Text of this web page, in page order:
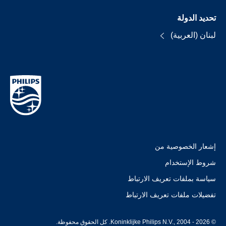
تحديد الدولة
لبنان (العربية)
إشعار الخصوصية من
شروط الإستخدام
سياسة بملفات تعريف الارتباط
تفضيلات ملفات تعريف الارتباط
© Koninklijke Philips N.V., 2004 - 2026. كل الحقوق محفوظة.